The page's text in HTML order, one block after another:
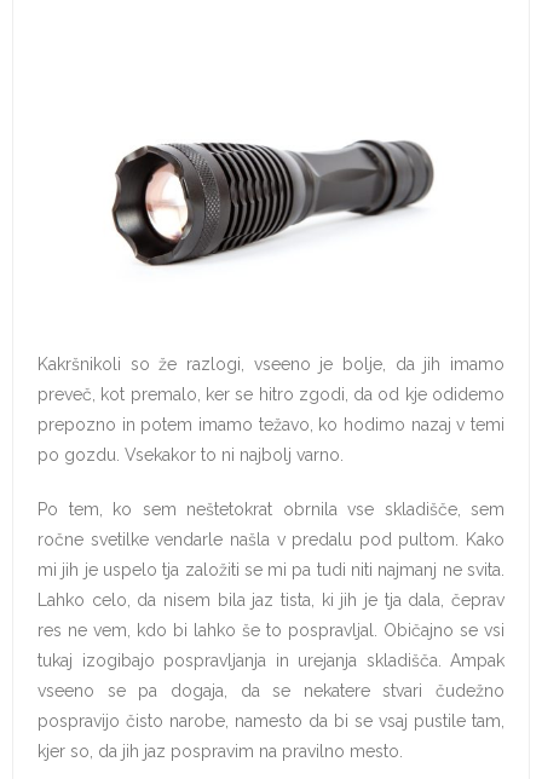
Kakršnikoli so že razlogi, vseeno je bolje, da jih imamo
preveč, kot premalo, ker se hitro zgodi, da od kje odidemo
prepozno in potem imamo težavo, ko hodimo nazaj v temi
po gozdu. Vsekakor to ni najbolj varno.
Po tem, ko sem neštetokrat obrnila vse skladišče, sem
ročne svetilke vendarle našla v predalu pod pultom. Kako
mi jih je uspelo tja založiti se mi pa tudi niti najmanj ne svita.
Lahko celo, da nisem bila jaz tista, ki jih je tja dala, čeprav
res ne vem, kdo bi lahko še to pospravljal. Običajno se vsi
tukaj izogibajo pospravljanja in urejanja skladišča. Ampak
vseeno se pa dogaja, da se nekatere stvari čudežno
pospravijo čisto narobe, namesto da bi se vsaj pustile tam,
kjer so, da jih jaz pospravim na pravilno mesto.